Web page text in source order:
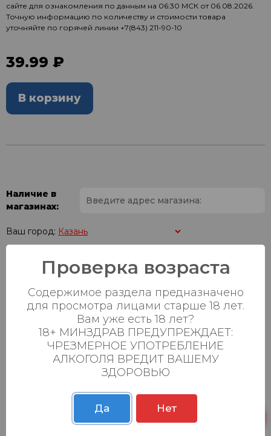
сайте для ознакомления по данным на 06:30 МСК от 06.08.2026.
Точную информацию по количеству и стоимости товара
уточняйте по горячей линии +7(843) 211-90-10
39.99 ₽
В корзину
Наличие в
магазинах:
Ваш город:
Батыршина 20Б
Пн-Вс с 08:00 до
23:00
48 шт.
Магистральная 22д
Пн-Вс с 08:00 до
23:00
0 шт.
Осиновская 2В,
Пестрецы
Пн-Вс с 09:00 до
23:00
25 шт.
Пн-Вс с 09:00 до
23:00
Проверка возраста
Содержимое раздела предназначено
для просмотра лицами старше 18 лет.
Вам уже есть 18 лет?
18+ МИНЗДРАВ ПРЕДУПРЕЖДАЕТ:
ЧРЕЗМЕРНОЕ УПОТРЕБЛЕНИЕ
АЛКОГОЛЯ ВРЕДИТ ВАШЕМУ
ЗДОРОВЬЮ
Да Нет